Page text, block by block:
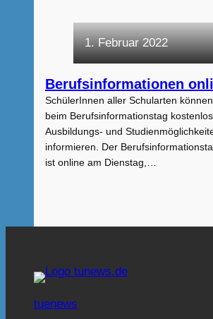
1. Februar 2022
Berufsinformationen
SchülerInnen aller Schularten
beim Berufsinformationstag
Ausbildungs- und
informieren. Der
ist online am Dienstag,…
tuenews